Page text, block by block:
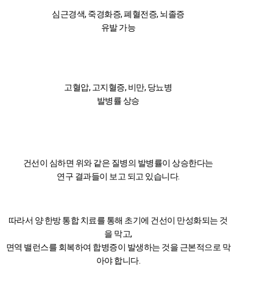
심근경색, 죽경화증, 폐혈전증, 뇌졸증
유발 가능
고혈압, 고지혈증, 비만, 당뇨병
발병률 상승
건선이 심하면 위와 같은 질병의 발병률이 상승한다는
연구 결과들이 보고 되고 있습니다.
따라서 양·한방 통합 치료를 통해 초기에 건선이 만성화되는 것
을 막고,
면역 밸런스를 회복하여 합병증이 발생하는 것을 근본적으로 막
아야 합니다.